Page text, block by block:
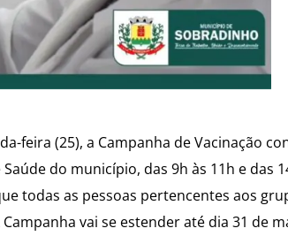
feira (25), a Campanha de Vacinação
do município, das 9h às 11h e das
todas as pessoas pertencentes aos
vai se estender até dia 31 de